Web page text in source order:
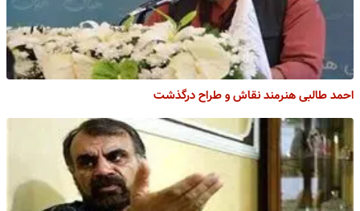
احمد طالبی هنرمند نقاش و طراح درگذشت